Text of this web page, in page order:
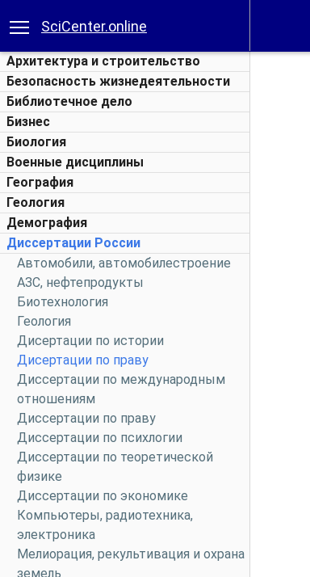
SciCenter.online
Архитектура и строительство
Безопасность жизнедеятельности
Библиотечное дело
Бизнес
Биология
Военные дисциплины
География
Геология
Демография
Диссертации России
Автомобили, автомобилестроение
АЗС, нефтепродукты
Биотехнология
Геология
Дисертации по истории
Дисертации по праву
Диссертации по международным
отношениям
Диссертации по праву
Диссертации по психлогии
Диссертации по теоретической
физике
Диссертации по экономике
Компьютеры, радиотехника,
электроника
Мелиорация, рекультивация и охрана
земель